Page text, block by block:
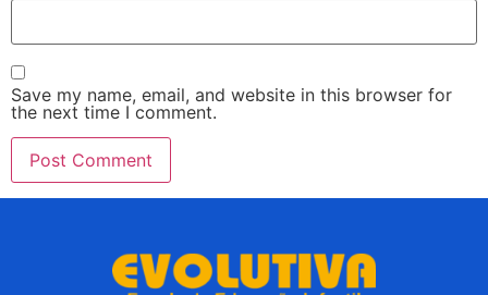
Save my name, email, and website in this browser for
the next time I comment.